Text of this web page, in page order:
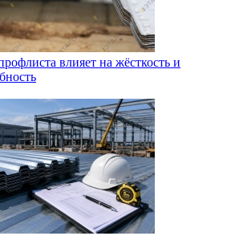
влияет на жёсткость и